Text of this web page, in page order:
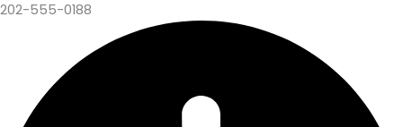
202-555-0188